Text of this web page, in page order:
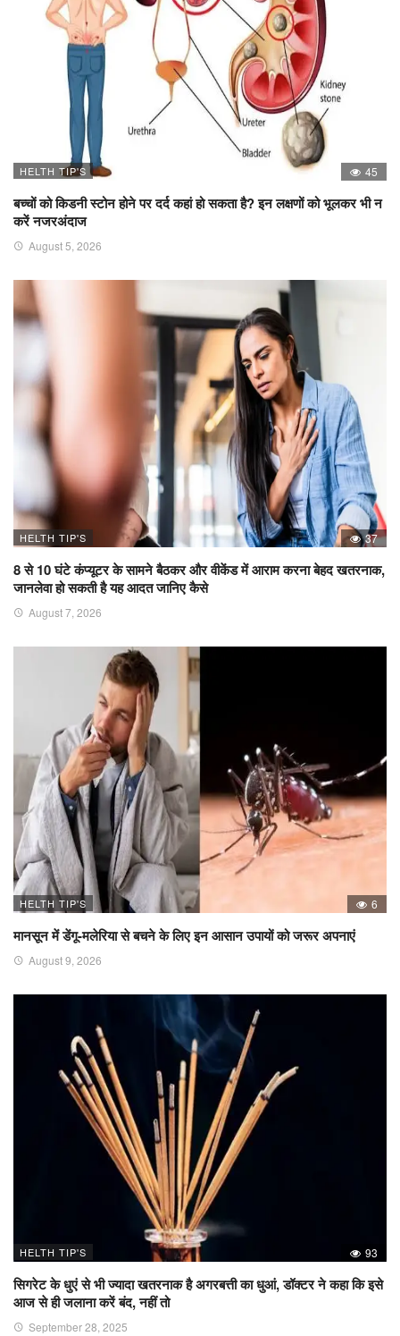
HELTH TIP'S 45
बच्चों को किडनी स्टोन होने पर दर्द कहां हो सकता है? इन लक्षणों को भूलकर भी न
करें नजरअंदाज
August 5, 2026
HELTH TIP'S 37
8 से 10 घंटे कंप्यूटर के सामने बैठकर और वीकेंड में आराम करना बेहद खतरनाक,
जानलेवा हो सकती है यह आदत जानिए कैसे
August 7, 2026
HELTH TIP'S 6
मानसून में डेंगू-मलेरिया से बचने के लिए इन आसान उपायों को जरूर अपनाएं
August 9, 2026
HELTH TIP'S 93
सिगरेट के धुएं से भी ज्यादा खतरनाक है अगरबत्ती का धुआं, डॉक्टर ने कहा कि इसे
आज से ही जलाना करें बंद, नहीं तो
September 28, 2025